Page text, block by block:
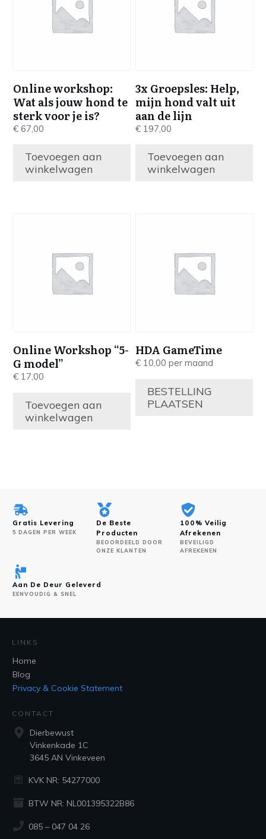
Online workshop:
Wat als jouw hond te
sterk voor je is?
€ 67,00
Toevoegen aan
winkelwagen
3x Groepsles: Help,
mijn hond valt uit
aan de lijn
€ 197,00
Toevoegen aan
winkelwagen
Online Workshop “5-
G model”
€ 17,00
Toevoegen aan
winkelwagen
HDA GameTime
€ 10,00 per maand
BESTELLING
PLAATSEN
Gratis Levering
5 DAGEN PER WEEK
De Beste
Producten
BEOORDEELD DOOR
ONZE KLANTEN
100% Veilig
Afrekenen
BEVEILIGD
AFREKENEN
Aan De Deur Geleverd
EENVOUDIG & SNEL
LINKS
Home
Blog
Privacy & Cookie Statement
CONTACT
Dierbewust
Vinkenkade 1C
3645 AN Vinkeveen
KVK NR: 54277000
BTW NR: NL001395322B86
085 – 047 04 26